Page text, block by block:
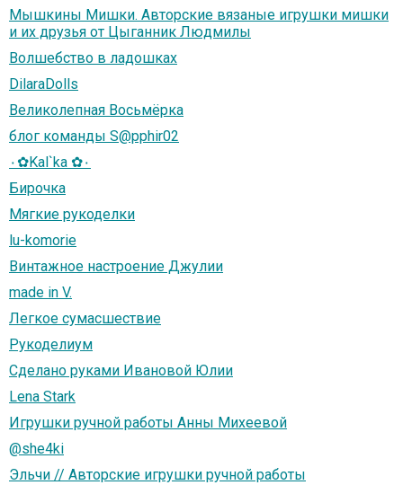
Мышкины Мишки. Авторские вязаные игрушки мишки
и их друзья от Цыганник Людмилы
Волшебство в ладошках
DilaraDolls
Великолепная Восьмёрка
блог команды S@pphir02
٠✿Kal`ka ✿٠
Бирочка
Мягкие рукоделки
lu-komorie
Винтажное настроение Джулии
made in V.
Легкое сумасшествие
Рукоделиум
Сделано руками Ивановой Юлии
Lena Stark
Игрушки ручной работы Анны Михеевой
@she4ki
Эльчи // Авторские игрушки ручной работы